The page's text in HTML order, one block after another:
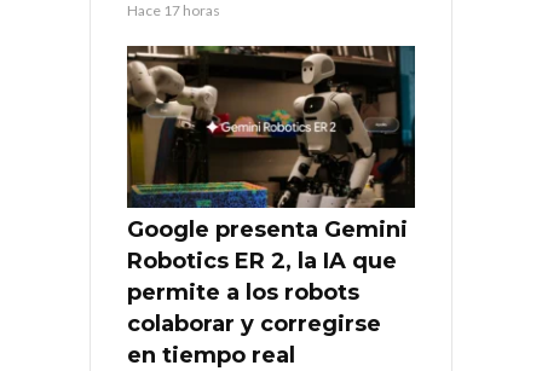
Hace 17 horas
Google presenta Gemini
Robotics ER 2, la IA que
permite a los robots
colaborar y corregirse
en tiempo real